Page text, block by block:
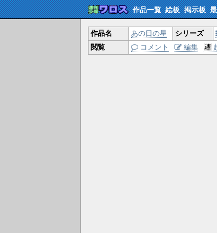
作品一覧 絵板 掲示板
作品名 あの日の星 シリーズ
閲覧
コメント 編集